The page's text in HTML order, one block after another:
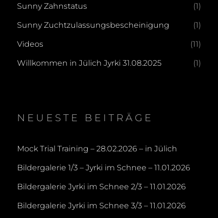
Sunny Zahnstatus (1)
Sunny Zuchtzulassungsbescheinigung (1)
Videos (11)
Willkommen in Jülich Jyrki 31.08.2025 (1)
NEUESTE BEITRÄGE
Mock Trial Training – 28.02.2026 – in Jülich
Bildergalerie 1/3 – Jyrki im Schnee – 11.01.2026
Bildergalerie Jyrki im Schnee 2/3 – 11.01.2026
Bildergalerie Jyrki im Schnee 3/3 – 11.01.2026